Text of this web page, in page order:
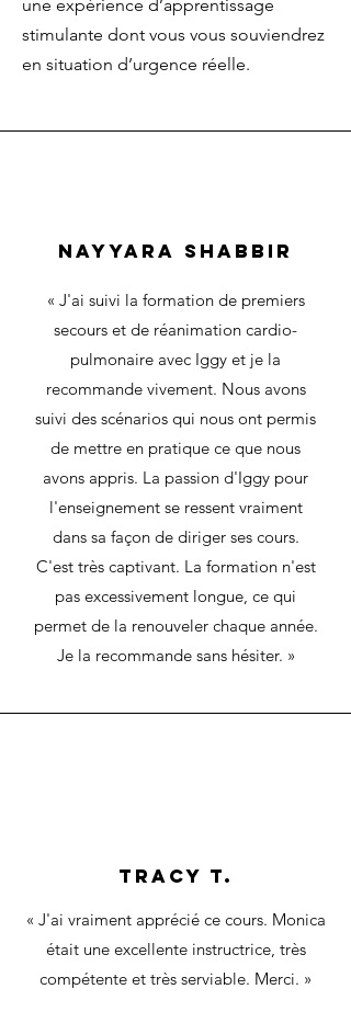
une expérience d’apprentissage
stimulante dont vous vous souviendrez
en situation d’urgence réelle.
Nayyara Shabbir
« J'ai suivi la formation de premiers
secours et de réanimation cardio-
pulmonaire avec Iggy et je la
recommande vivement. Nous avons
suivi des scénarios qui nous ont permis
de mettre en pratique ce que nous
avons appris. La passion d'Iggy pour
l'enseignement se ressent vraiment
dans sa façon de diriger ses cours.
C'est très captivant. La formation n'est
pas excessivement longue, ce qui
permet de la renouveler chaque année.
Je la recommande sans hésiter. »
Tracy T.
« J'ai vraiment apprécié ce cours. Monica
était une excellente instructrice, très
compétente et très serviable. Merci. »